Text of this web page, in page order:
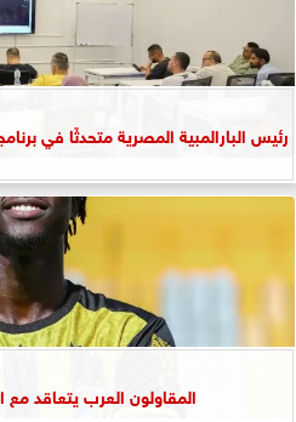
رئيس البارالمبية المصرية متحدثًا في
المقاولون العرب يتعاقد مع